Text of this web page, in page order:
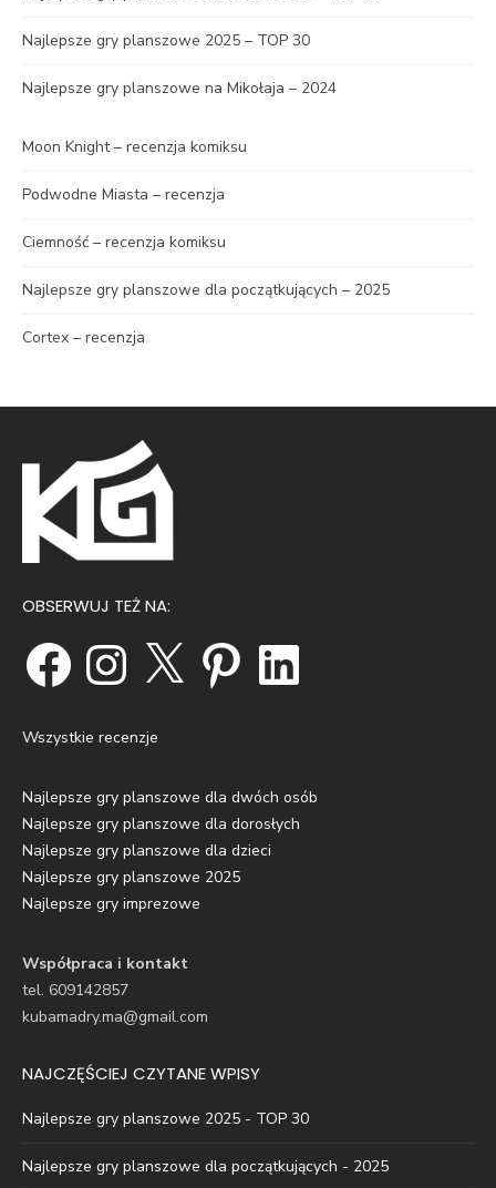
Najlepsze gry planszowe 2025 – TOP 30
Najlepsze gry planszowe na Mikołaja – 2024
Moon Knight – recenzja komiksu
Podwodne Miasta – recenzja
Ciemność – recenzja komiksu
Najlepsze gry planszowe dla początkujących – 2025
Cortex – recenzja
OBSERWUJ TEŻ NA:
Wszystkie recenzje
Najlepsze gry planszowe dla dwóch osób
Najlepsze gry planszowe dla dorosłych
Najlepsze gry planszowe dla dzieci
Najlepsze gry planszowe 2025
Najlepsze gry imprezowe
Współpraca i kontakt
tel. 609142857
kubamadry.ma@gmail.com
NAJCZĘŚCIEJ CZYTANE WPISY
Najlepsze gry planszowe 2025 - TOP 30
Najlepsze gry planszowe dla początkujących - 2025